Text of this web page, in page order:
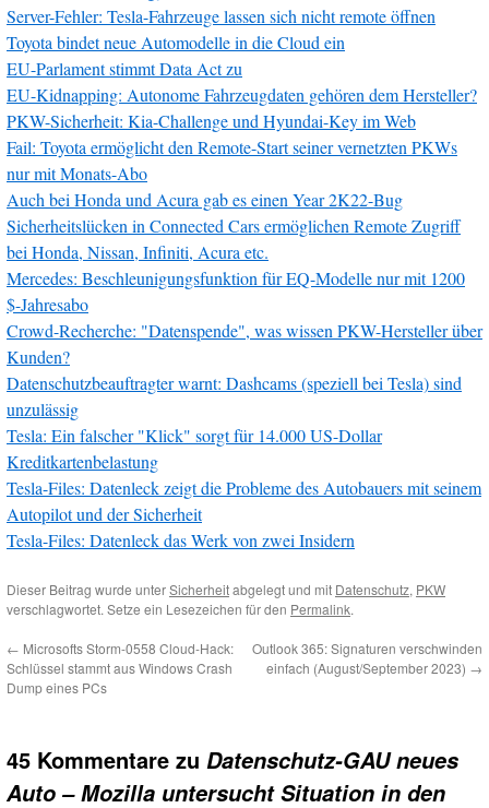
Server-Fehler: Tesla-Fahrzeuge lassen sich nicht remote öffnen
Toyota bindet neue Automodelle in die Cloud ein
EU-Parlament stimmt Data Act zu
EU-Kidnapping: Autonome Fahrzeugdaten gehören dem Hersteller?
PKW-Sicherheit: Kia-Challenge und Hyundai-Key im Web
Fail: Toyota ermöglicht den Remote-Start seiner vernetzten PKWs
nur mit Monats-Abo
Auch bei Honda und Acura gab es einen Year 2K22-Bug
Sicherheitslücken in Connected Cars ermöglichen Remote Zugriff
bei Honda, Nissan, Infiniti, Acura etc.
Mercedes: Beschleunigungsfunktion für EQ-Modelle nur mit 1200
$-Jahresabo
Crowd-Recherche: "Datenspende", was wissen PKW-Hersteller über
Kunden?
Datenschutzbeauftragter warnt: Dashcams (speziell bei Tesla) sind
unzulässig
Tesla: Ein falscher "Klick" sorgt für 14.000 US-Dollar
Kreditkartenbelastung
Tesla-Files: Datenleck zeigt die Probleme des Autobauers mit seinem
Autopilot und der Sicherheit
Tesla-Files: Datenleck das Werk von zwei Insidern
Dieser Beitrag wurde unterSicherheitabgelegt und mit Datenschutz, PKW
verschlagwortet. Setze ein Lesezeichen für den Permalink.
← Microsofts Storm-0558 Cloud-Hack:
Schlüssel stammt aus Windows Crash
Dump eines PCs
Outlook 365: Signaturen verschwinden
einfach (August/September 2023) →
45 Kommentare zu Datenschutz-GAU neues
Auto – Mozilla untersucht Situation in den